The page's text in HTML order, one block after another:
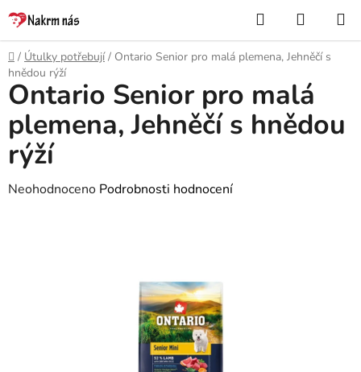
Přejít
na
obsah
Hledat
KOŠÍK
Domů
/ Útulky potřebují / Ontario Senior pro malá plemena, Jehněčí s
hnědou rýží
Ontario Senior pro malá
plemena, Jehněčí s hnědou
rýží
Průměrné
Neohodnoceno Podrobnosti hodnocení